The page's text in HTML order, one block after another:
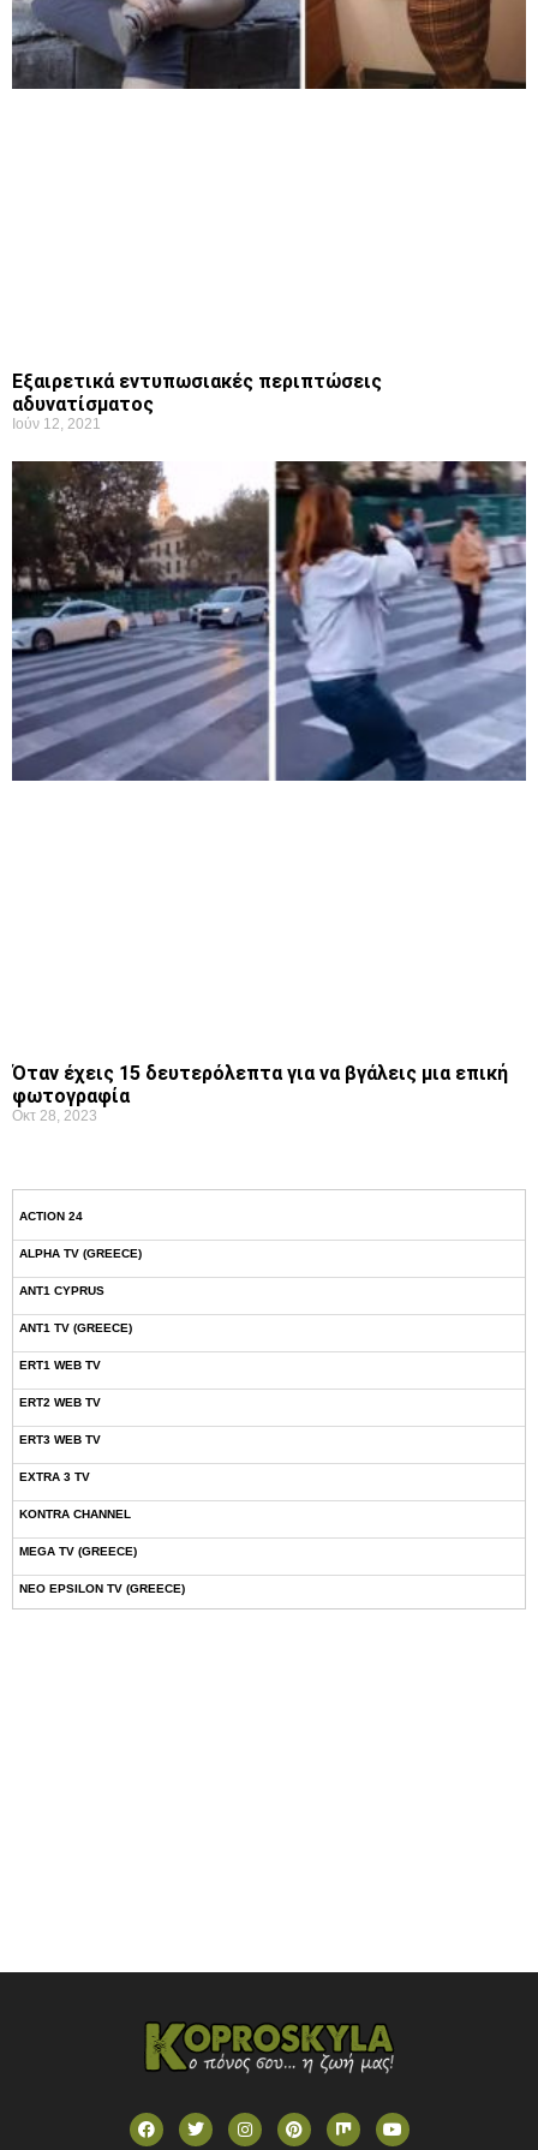
Εξαιρετικά εντυπωσιακές περιπτώσεις
αδυνατίσματος
Ιούν 12, 2021
Όταν έχεις 15 δευτερόλεπτα για να βγάλεις μια επική
φωτογραφία
Οκτ 28, 2023
ACTION 24
ALPHA TV (GREECE)
ANT1 CYPRUS
ANT1 TV (GREECE)
ERT1 WEB TV
ERT2 WEB TV
ERT3 WEB TV
EXTRA 3 TV
KONTRA CHANNEL
MEGA TV (GREECE)
NEO EPSILON TV (GREECE)